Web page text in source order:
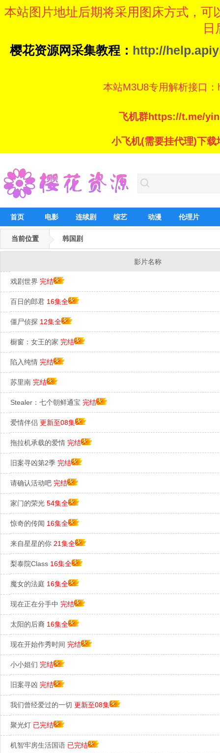
本站图片地址后期将采用图床方式，
日
樱花资源网采集教程： http://
本站M3U8专用解析接口
飞机群https://t.me/
小飞机(需要挂代理)下
首页 电影 连续剧 综艺 动漫 伦理片
当前位置 韩国剧
影片名称
戏剧世界 完结
百日的郎君 16集全
僵尸侦探 12集全
橱窗：女王的家 完结
陷入纯情 完结
苏里南 完结
Stealer：七个朝鲜通宝 完结
爱情伴侣 更新至08集
拖拉机承载的爱情 完结
旧案寻凶第2季 完结
请确认活动吧 完结
家门的荣光 54集全
惊奇的传闻 16集全
来自星星的你 21集全
梨泰院Class 16集全
魔女的法庭 16集全
现在正在分手中 完结
太阳的后裔 16集全
现在开始作秀时间 完结
小小姐们 完结
旧案寻凶 完结
我们曾经爱过的一切 更新至08集
聚光灯 已完结
机智牢房生活国语 已完结